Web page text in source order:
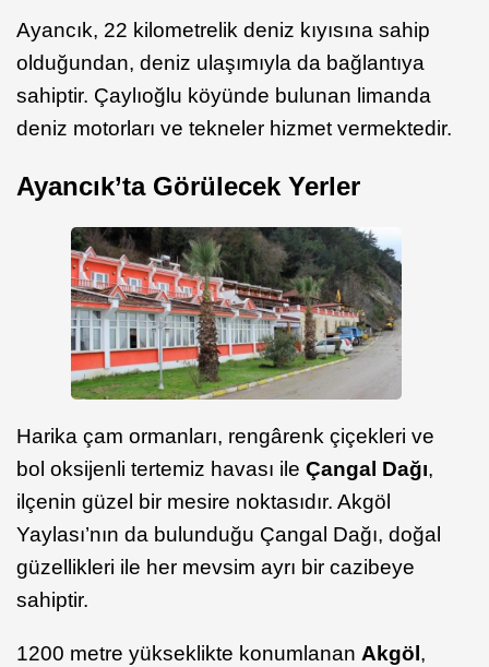
Ayancık, 22 kilometrelik deniz kıyısına sahip
olduğundan, deniz ulaşımıyla da bağlantıya
sahiptir. Çaylıoğlu köyünde bulunan limanda
deniz motorları ve tekneler hizmet vermektedir.
Ayancık’ta Görülecek Yerler
Harika çam ormanları, rengârenk çiçekleri ve
bol oksijenli tertemiz havası ile Çangal Dağı,
ilçenin güzel bir mesire noktasıdır. Akgöl
Yaylası’nın da bulunduğu Çangal Dağı, doğal
güzellikleri ile her mevsim ayrı bir cazibeye
sahiptir.
1200 metre yükseklikte konumlanan Akgöl ,